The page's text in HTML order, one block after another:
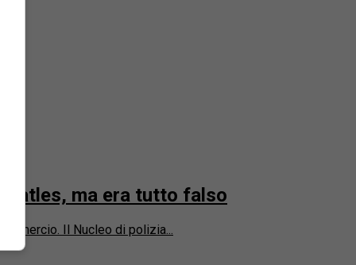
ma era tutto falso
Il Nucleo di polizia...